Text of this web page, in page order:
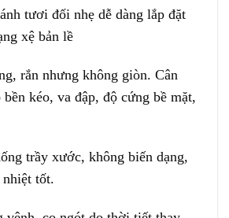
tươi đối nhẹ dễ dàng lắp đặt
xệ bản lề
rắn nhưng không giòn. Cân
kéo, va đập, độ cứng bề mặt,
trầy xước, không biến dạng,
tốt.